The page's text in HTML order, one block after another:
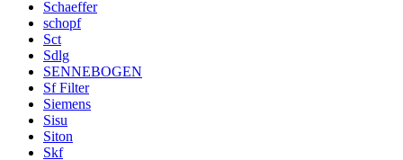
Schaeffer
schopf
Sct
Sdlg
SENNEBOGEN
Sf Filter
Siemens
Sisu
Siton
Skf